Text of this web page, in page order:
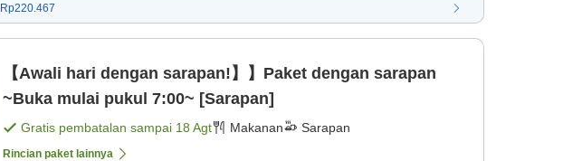
Rp220.467
【Awali hari dengan sarapan!】】Paket dengan sarapan
~Buka mulai pukul 7:00~ [Sarapan]
Gratis pembatalan sampai 18 Agt Makanan Sarapan
Rincian paket lainnya